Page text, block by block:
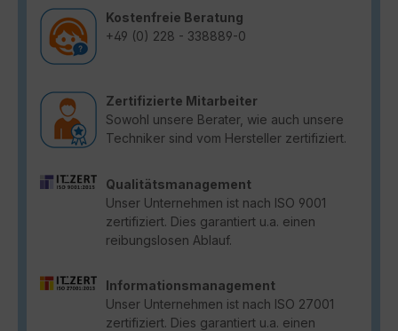
Kostenfreie Beratung
+49 (0) 228 - 338889-0
Zertifizierte Mitarbeiter
Sowohl unsere Berater, wie auch unsere
Techniker sind vom Hersteller zertifiziert.
Qualitätsmanagement
Unser Unternehmen ist nach ISO 9001
zertifiziert. Dies garantiert u.a. einen
reibungslosen Ablauf.
Informationsmanagement
Unser Unternehmen ist nach ISO 27001
zertifiziert. Dies garantiert u.a. einen